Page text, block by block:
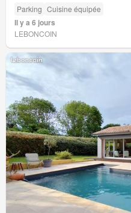
Parking Cuisine équipée
Il y a 6 jours
LEBONCOIN